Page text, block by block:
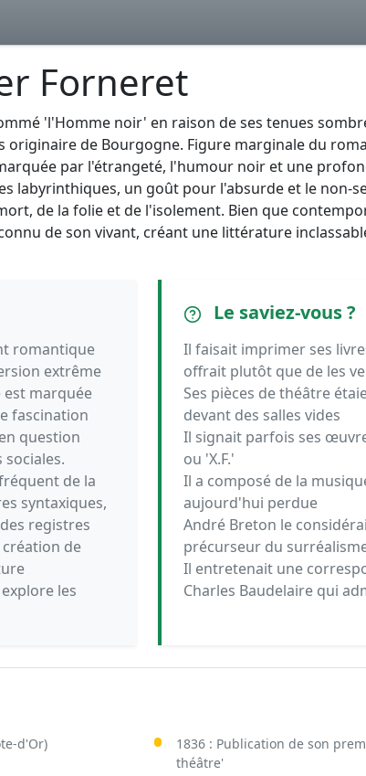
Forneret
'l'Homme noir' en raison de ses tenues
de Bourgogne. Figure marginale du
par l'étrangeté, l'humour noir et une
labyrinthiques, un goût pour l'absurde et le non-
de la folie et de l'isolement. Bien que
de son vivant, créant une littérature
romantique
extrême
est marquée
fascination
question
de la
syntaxiques,
registres
de
les
Le saviez-vous ?
Il faisait imprimer ses
offrait plutôt que de les
Ses pièces de théâtre
devant des salles vides
Il signait parfois ses
ou 'X.F.'
Il a composé de la
aujourd'hui perdue
André Breton le
précurseur du
Il entretenait une
Charles Baudelaire qui
d'Or)
1836 : Publication de son
théâtre'